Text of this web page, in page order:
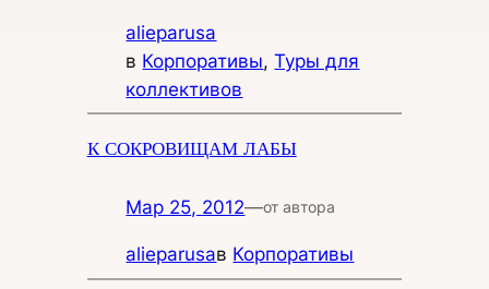
alieparusa
в Корпоративы, Туры для
коллективов
К СОКРОВИЩАМ ЛАБЫ
Мар 25, 2012—от автора
alieparusaв Корпоративы